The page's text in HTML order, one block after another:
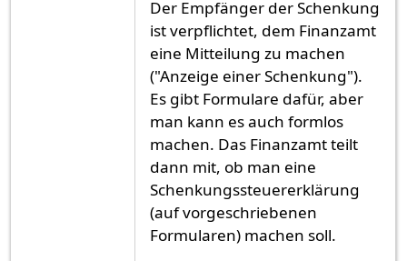
Der Empfänger der Schenkung
ist verpflichtet, dem Finanzamt
eine Mitteilung zu machen
("Anzeige einer Schenkung").
Es gibt Formulare dafür, aber
man kann es auch formlos
machen. Das Finanzamt teilt
dann mit, ob man eine
Schenkungssteuererklärung
(auf vorgeschriebenen
Formularen) machen soll.